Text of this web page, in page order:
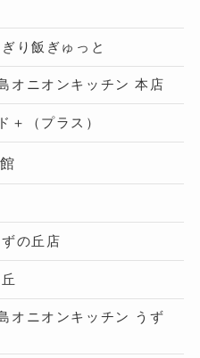
り飯ぎゅっと
オニオンキッチン 本店
＋（プラス）
の丘店
オニオンキッチン うず